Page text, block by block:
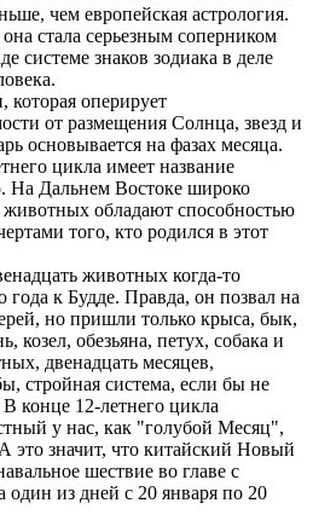
чем европейская астрология.
стала серьезным соперником
системе знаков зодиака в деле
которая оперирует
от размещения Солнца, звезд и
основывается на фазах месяца.
цикла имеет название
На Дальнем Востоке широко
животных обладают способностью
того, кто родился в этот
животных когда-то
к Будде. Правда, он позвал на
но пришли только крыса, бык,
козел, обезьяна, петух, собака и
двенадцать месяцев,
стройная система, если бы не
конце 12-летнего цикла
у нас, как "голубой Месяц",
это значит, что китайский Новый
шествие во главе с
один из дней с 20 января по 20